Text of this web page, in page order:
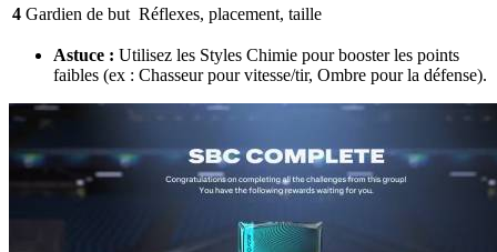
4 Gardien de but Réflexes, placement, taille
Astuce : Utilisez les Styles Chimie pour booster les points
faibles (ex : Chasseur pour vitesse/tir, Ombre pour la défense).